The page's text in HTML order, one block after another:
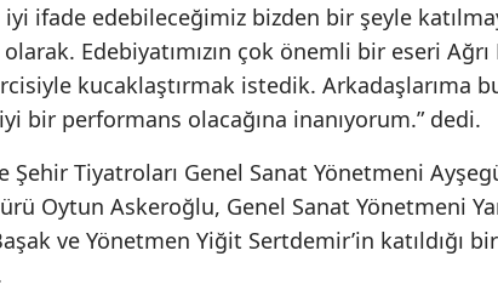
ifade edebileceğimiz bizden bir şeyle
Edebiyatımızın çok önemli bir eseri Ağrı
kucaklaştırmak istedik. Arkadaşlarıma
bir performans olacağına inanıyorum.” dedi.
Şehir Tiyatroları Genel Sanat Yönetmeni
Oytun Askeroğlu, Genel Sanat Yönetmeni
ve Yönetmen Yiğit Sertdemir’in katıldığı